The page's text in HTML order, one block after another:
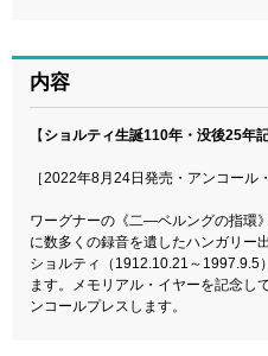
内容
【ショルティ生誕110年・没後25年
［2022年8月24日発売・アンコール
ワーグナーの《二―ベルングの指環
に数多くの録音を遺したハンガリー
ショルティ（1912.10.21～1997.9.5
ます。メモリアル・イヤーを記念し
ンコールプレスします。